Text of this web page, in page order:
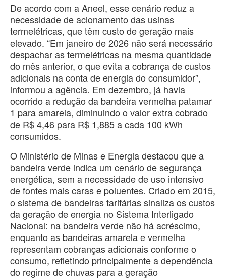
De acordo com a Aneel, esse cenário reduz a
necessidade de acionamento das usinas
termelétricas, que têm custo de geração mais
elevado. “Em janeiro de 2026 não será necessário
despachar as termelétricas na mesma quantidade
do mês anterior, o que evita a cobrança de custos
adicionais na conta de energia do consumidor”,
informou a agência. Em dezembro, já havia
ocorrido a redução da bandeira vermelha patamar
1 para amarela, diminuindo o valor extra cobrado
de R$ 4,46 para R$ 1,885 a cada 100 kWh
consumidos.
O Ministério de Minas e Energia destacou que a
bandeira verde indica um cenário de segurança
energética, sem a necessidade de uso intensivo
de fontes mais caras e poluentes. Criado em 2015,
o sistema de bandeiras tarifárias sinaliza os custos
da geração de energia no Sistema Interligado
Nacional: na bandeira verde não há acréscimo,
enquanto as bandeiras amarela e vermelha
representam cobranças adicionais conforme o
consumo, refletindo principalmente a dependência
do regime de chuvas para a geração